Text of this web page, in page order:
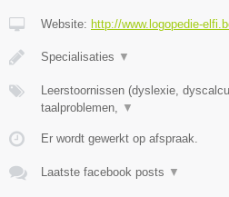
Website: http://www.logopedie-
​Specialisaties ▼
Leerstoornissen (dyslexie,
taalproblemen, ▼
Er wordt gewerkt op afspraak.
Laatste facebook posts ▼